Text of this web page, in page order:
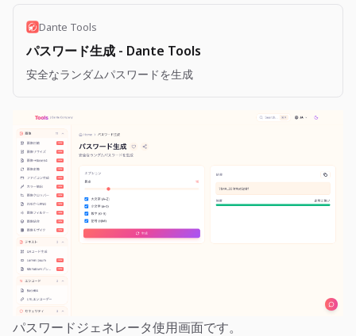
Dante Tools
パスワード生成 - Dante Tools
安全なランダムパスワードを生成
パスワードジェネレータ使用画面です。